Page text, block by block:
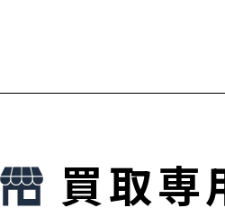
買取専